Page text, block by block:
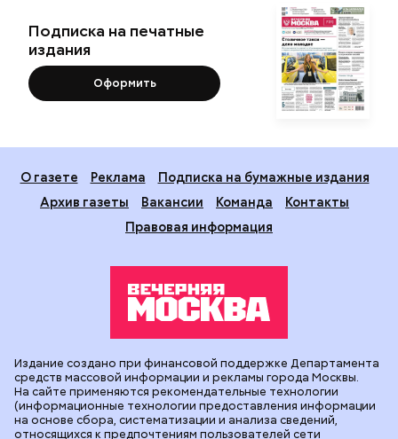
Подписка на печатные
издания
Оформить
О газете Реклама
Подписка на бумажные издания
Архив газеты
Вакансии Команда
Контакты
Правовая информация
Издание создано при финансовой поддержке Департамента
средств массовой информации и рекламы города Москвы.
На сайте применяются рекомендательные технологии
(информационные технологии предоставления информации
на основе сбора, систематизации и анализа сведений,
относящихся к предпочтениям пользователей сети